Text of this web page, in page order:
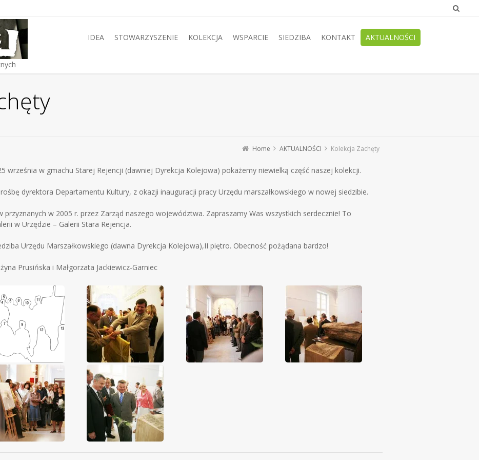
IDEA STOWARZYSZENIE KOLEKCJA WSPARCIE SIEDZIBA KONTAKT AKTUALNOŚCI
Home AKTUALNOŚCI Kolekcja Zachęty
września w gmachu Starej Rejencji (dawniej Dyrekcja Kolejowa) pokażemy niewielką część naszej kolekcji.
dyrektora Departamentu Kultury, z okazji inauguracji pracy Urzędu marszałkowskiego w nowej siedzibie.
przyznanych w 2005 r. przez Zarząd naszego województwa. Zapraszamy Was wszystkich serdecznie! To
w Urzędzie – Galerii Stara Rejencja.
Urzędu Marszałkowskiego (dawna Dyrekcja Kolejowa),II piętro. Obecność pożądana bardzo!
Prusińska i Małgorzata Jackiewicz-Garniec